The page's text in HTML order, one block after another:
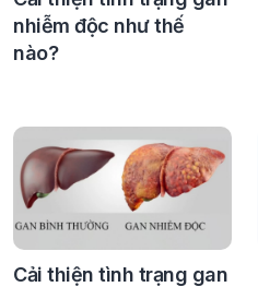
nhiễm độc như thế
nào?
Cải thiện tình trạng gan